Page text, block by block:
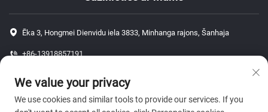
Ēka 3, Hongmei Dienvidu iela 3833, Minhanga rajons, Šanhaja
+86-13918857191
[email protected]
We value your privacy
We use cookies and similar tools to provide our services. If you